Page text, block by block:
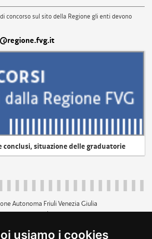
usiamo i cookies
concorso sul sito della Regione gli enti devono
conclusi, situazione delle graduatorie
Autonoma Friuli Venezia Giulia
p.iva 00526040324
+39 040 3771111